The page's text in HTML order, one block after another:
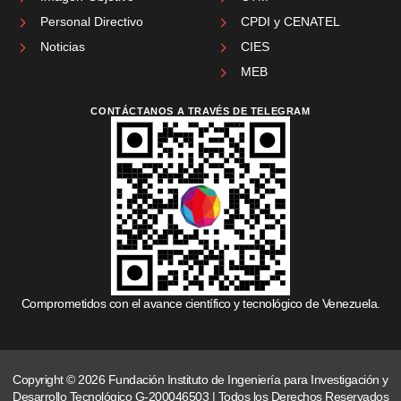
Personal Directivo
Noticias
CPDI y CENATEL
CIES
MEB
CONTÁCTANOS A TRAVÉS DE TELEGRAM
Comprometidos con el avance científico y tecnológico de Venezuela.
Copyright © 2026 Fundación Instituto de Ingeniería para Investigación y
Desarrollo Tecnológico G-200046503 | Todos los Derechos Reservados